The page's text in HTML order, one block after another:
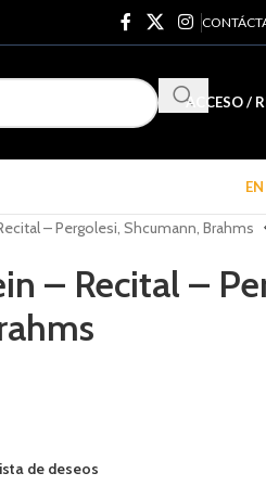
ACCESO /
– Pergolesi, Shcumann, Brahms
– Recital –
de deseos